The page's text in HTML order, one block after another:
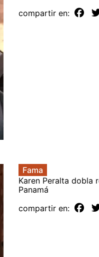
compartir en:
Fama
Karen Peralta dobla
Panamá
compartir en: